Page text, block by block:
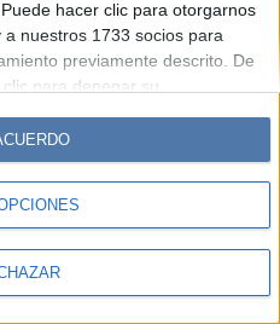
hacer clic para otorgarnos
nuestros 1733 socios para
previamente descrito. De
para denegar su
de otorgar su consentimiento.
de sus datos
su consentimiento, pero usted
procesamiento. Sus
en cualquier